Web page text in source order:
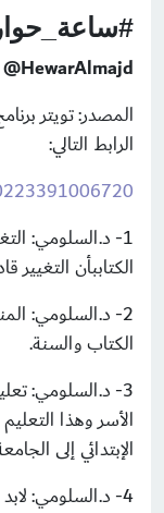
HewarAlmajd
@
الرابط التالي:
1- د.السلومي:
الكتاببأن
2- د.السلومي:
الكتاب والسنة.
3- د.السلومي:
الأسر وهذا
الإبتدائي إلى
4- د.السلومي: لابد أن نُحرر معنى البطالة للمرأة.